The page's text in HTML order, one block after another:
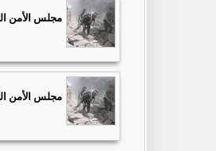
مجلس الأمن
مجلس الأمن